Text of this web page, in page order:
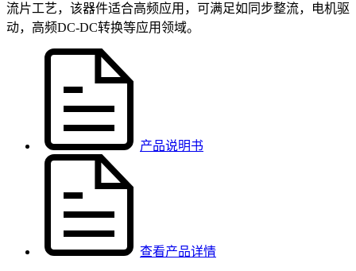
流片工艺，该器件适合高频应用，可满足如同步整流，电机驱
动，高频DC-DC转换等应用领域。
产品说明书
查看产品详情